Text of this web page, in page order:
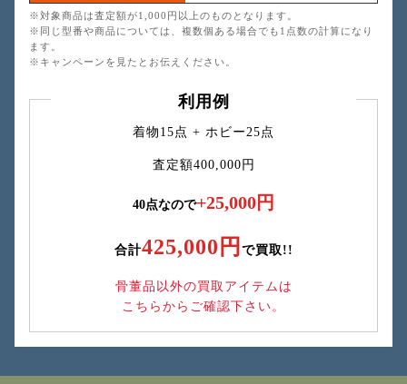
※対象商品は査定額が1,000円以上のものとなります。
※同じ型番や商品については、複数個ある場合でも1点数の計算になり
ます。
※キャンペーンを見たとお伝えください。
利用例
着物15点 + ホビー25点
査定額400,000円
40点なので+25,000円
合計425,000円 で買取!!
骨董品以外の買取アイテムは
こちらからご確認下さい。